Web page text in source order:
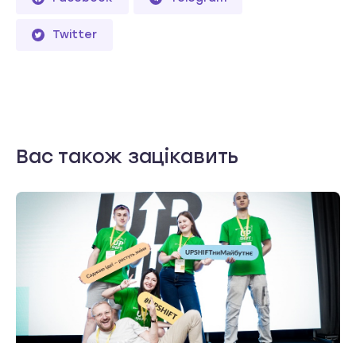
Twitter
Вас також зацікавить